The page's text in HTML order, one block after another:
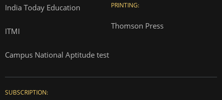
India Today Education
ITMI
Campus National Aptitude test
PRINTING:
Thomson Press
SUBSCRIPTION: